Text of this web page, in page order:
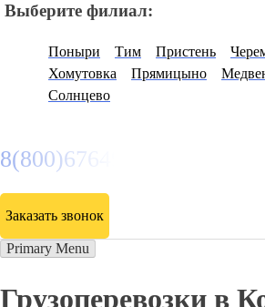
Выберите филиал:
Поныри Тим Пристень
Хомутовка
Прямицыно
Солнцево
8(800)6764935
Заказать звонок
Primary Menu
Грузоперевозки в